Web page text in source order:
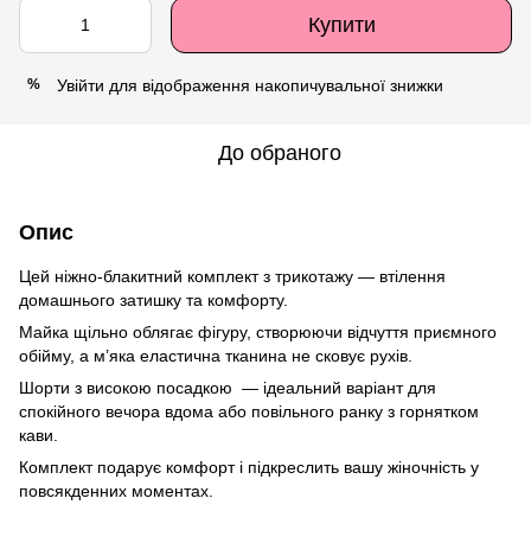
Купити
% Увійти для відображення накопичувальної знижки
До обраного
Опис
Цей ніжно-блакитний комплект з трикотажу — втілення
домашнього затишку та комфорту.
Майка щільно облягає фігуру, створюючи відчуття приємного
обійму, а м’яка еластична тканина не сковує рухів.
Шорти з високою посадкою — ідеальний варіант для
спокійного вечора вдома або повільного ранку з горнятком
кави.
Комплект подарує комфорт і підкреслить вашу жіночність у
повсякденних моментах.